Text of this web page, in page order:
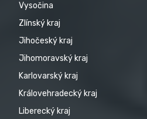
Vysočina
Zlínský kraj
Jihočeský kraj
Jihomoravský kraj
Karlovarský kraj
Královehradecký kraj
Liberecký kraj